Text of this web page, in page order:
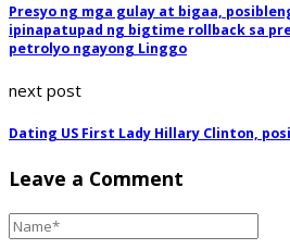
Presyo ng mga gulay at bigaa,
ipinapatupad ng bigtime rollback sa
petrolyo ngayong Linggo
next post
Dating US First Lady Hillary Clinton,
Leave a Comment